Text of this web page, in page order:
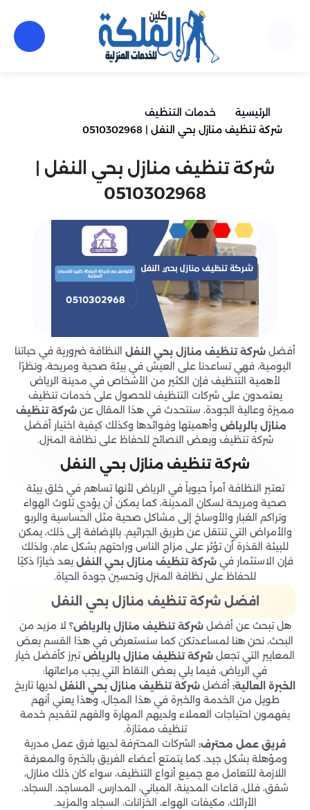
الرئيسية
خدمات التنظيف
شركة تنظيف منازل بحي النفل | 0510302968
شركة تنظيف منازل بحي النفل |
0510302968
أفضل شركة تنظيف منازل بحي النفل النظافة ضرورية في حياتنا
اليومية، فهي تساعدنا على العيش في بيئة صحية ومريحة، ونظرًا
لأهمية التنظيف فإن الكثير من الأشخاص في مدينة الرياض
يعتمدون على شركات التنظيف للحصول على خدمات تنظيف
مميزة وعالية الجودة، سنتحدث في هذا المقال عن شركة تنظيف
منازل بالرياض وأهميتها وفوائدها وكذلك كيفية اختيار أفضل
شركة تنظيف وبعض النصائح للحفاظ على نظافة المنزل.
شركة تنظيف منازل بحي النفل
تعتبر النظافة أمراً حيوياً في الرياض لأنها تساهم في خلق بيئة
صحية ومريحة لسكان المدينة، كما يمكن أن يؤدي تلوث الهواء
وتراكم الغبار والأوساخ إلى مشاكل صحية مثل الحساسية والربو
والأمراض التي تنتقل عن طريق الجراثيم. بالإضافة إلى ذلك، يمكن
للبيئة القذرة أن تؤثر على مزاج الناس وراحتهم بشكل عام، ولذلك
فإن الاستثمار فيشركة تنظيف منازل بحي النفليعد خيارًا ذكيًا
للحفاظ على نظافة المنزل وتحسين جودة الحياة.
افضل شركة تنظيف منازل بحي النفل
هل تبحث عن أفضلشركة تنظيف منازل بالرياض؟ لا مزيد من
البحث، نحن هنا لمساعدتكن كما سنستعرض في هذا القسم بعض
المعايير التي تجعل شركة تنظيف منازل بالرياضتبرز كأفضل خيار
في الرياض، فيما يلي بعض النقاط التي يجب مراعاتها:
الخبرة العالية: أفضل شركة تنظيف منازل بحي النفل لديها تاريخ
طويل من الخدمة والخبرة في هذا المجال، وهذا يعني أنهم
يفهمون احتياجات العملاء ولديهم المهارة والفهم لتقديم خدمة
تنظيف ممتازة.
فريق عمل محترف: الشركات المحترفة لديها فرق عمل مدربة
ومؤهلة بشكل جيد، كما يتمتع أعضاء الفريق بالخبرة والمعرفة
اللازمة للتعامل مع جميع أنواع التنظيف، سواء كان ذلك منازل،
شقق، فلل، قاعات المدينة، المباني، المدارس، المساجد، السجاد،
الأرائك، مكيفات الهواء، الخزانات، السجاد والمزيد.